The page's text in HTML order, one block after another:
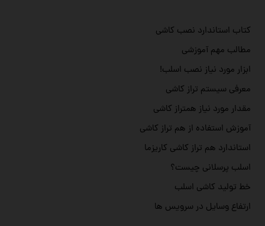
کتاب استاندارد نصب کاشی
مطالب مهم آموزشی
ابزار مورد نیاز نصب اسلب!
معرفی سیستم تراز کاشی
مقدار مورد نیاز همتراز کاشی
آموزش استفاده از هم تراز کاشی
استاندارد هم تراز کاشی کاریزما
اسلب پرسلانی چیست؟
خط تولید کاشی اسلب
ارتفاع وسایل در سرویس ها